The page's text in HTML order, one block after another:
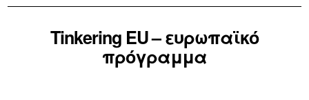
Tinkering EU – ευρωπαϊκό
πρόγραμμα